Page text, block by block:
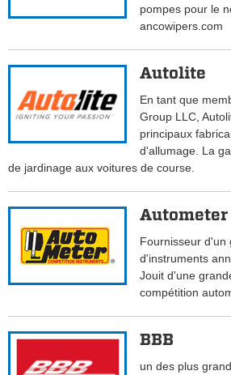
pompes pour le
ancowipers.com
Autolite
En tant que
Group LLC,
principaux
d'allumage. La
de jardinage aux voitures de course.
Autometer
Fournisseur d'un
d'instruments
Jouit d'une
compétition
BBB
un des plus